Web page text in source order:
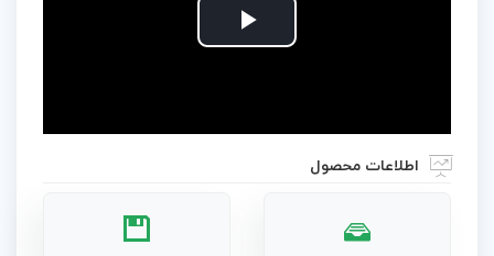
Play
اطلاعات محصول